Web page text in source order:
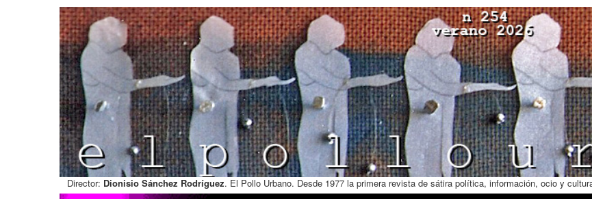
Director: Dionisio Sánchez Rodríguez. El Pollo Urbano. Desde 1977 la primera revista de sátira política, información, ocio y